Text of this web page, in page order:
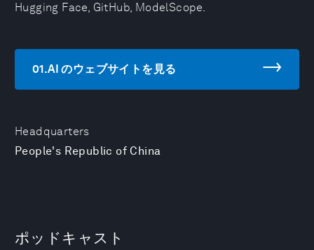
Headquarters
People's Republic of China
Hugging Face, GitHub, ModelScope.
01.AI のウェブサイトを見る
ポッドキャスト